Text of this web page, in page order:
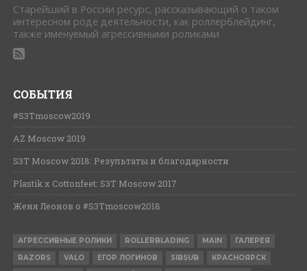
Cтарейший в России ресурс, рассказывающий о таком
интересном роде деятельности, как роллерблейдинг,
также именуемый агрессивными роликами
СОБЫТИЯ
#S3Tmoscow2019
AZ Moscow 2019
S3T Moscow 2018: Результаты и благодарности
Plastik x Cottonfeet: S3T Moscow 2017
Женя Леонов о #S3Tmoscow2018
АГРЕССИВНЫЕ РОЛИКИ ROLLERBLADING MAIN
ГАЛЕРЕЯ
RAZORS
VALO ЕГОР ЛОГИНОВ SIBSUB
КРАСНОЯРСК